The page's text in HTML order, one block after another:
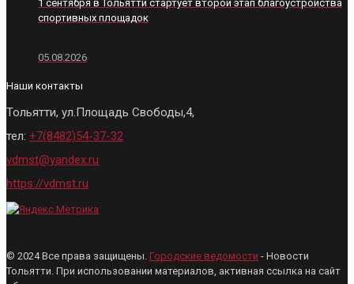
1 сентября в Тольятти стартует второй этап благоустройства
спортивных площадок
05.08.2026
Наши контакты
Тольятти, ул.Площадь Свободы,4,
тел: +7(8482)54-37-32
vdmst@yandex.ru
https://vdmst.ru
© 2024 Все права защищены. Городские ведомости - Новости
Тольятти. При использовании материалов, активная ссылка на сайт